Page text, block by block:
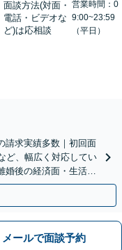
面談方法(対面・
電話・ビデオな
ど)は応相談
営業時間：0
9:00~23:59
（平日）
請求実績多数｜初回面
ど、幅広く対応してい
婚後の経済面・生活面
面談可】
メールで面談予約